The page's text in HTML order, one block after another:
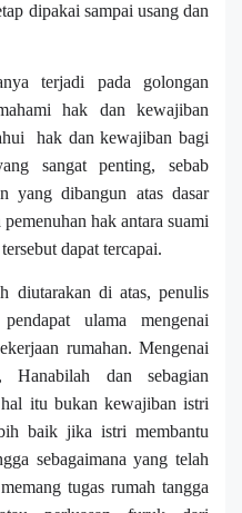
dipakai sampai usang dan
terjadi pada golongan
hak dan kewajiban
hak dan kewajiban bagi
sangat penting, sebab
yang dibangun atas dasar
hak antara suami
dapat tercapai.
diutarakan di atas, penulis
ulama mengenai
rumahan. Mengenai
dan sebagian
itu bukan kewajiban istri
baik jika istri membantu
sebagaimana yang telah
tugas rumah tangga